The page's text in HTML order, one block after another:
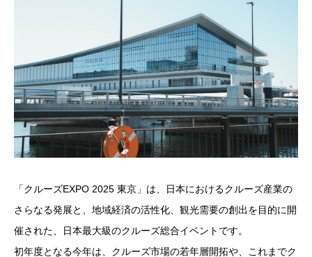
「クルーズEXPO 2025 東京」は、日本におけるクルーズ産業の
さらなる発展と、地域経済の活性化、観光需要の創出を目的に開
催された、日本最大級のクルーズ総合イベントです。
初年度となる今年は、クルーズ市場の若年層開拓や、これまでク